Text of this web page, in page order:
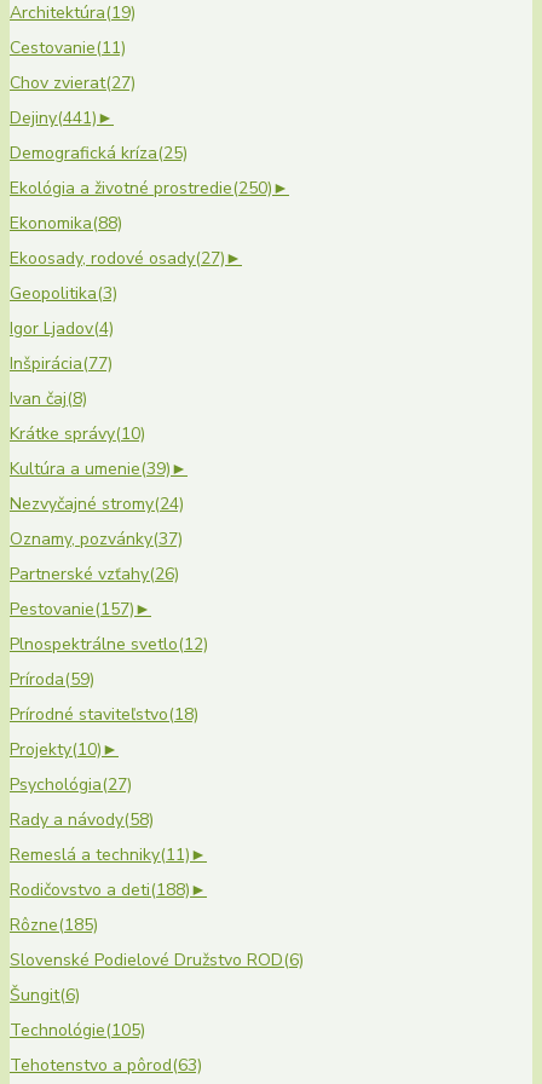
Architektúra(19)
Cestovanie(11)
Chov zvierat(27)
Dejiny(441)►
Demografická kríza(25)
Ekológia a životné prostredie(250)►
Ekonomika(88)
Ekoosady, rodové osady(27)►
Geopolitika(3)
Igor Ljadov(4)
Inšpirácia(77)
Ivan čaj(8)
Krátke správy(10)
Kultúra a umenie(39)►
Nezvyčajné stromy(24)
Oznamy, pozvánky(37)
Partnerské vzťahy(26)
Pestovanie(157)►
Plnospektrálne svetlo(12)
Príroda(59)
Prírodné staviteľstvo(18)
Projekty(10)►
Psychológia(27)
Rady a návody(58)
Remeslá a techniky(11)►
Rodičovstvo a deti(188)►
Rôzne(185)
Slovenské Podielové Družstvo ROD(6)
Šungit(6)
Technológie(105)
Tehotenstvo a pôrod(63)